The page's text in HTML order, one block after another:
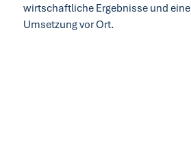
wirtschaftliche Ergebnisse und
Umsetzung vor Ort.